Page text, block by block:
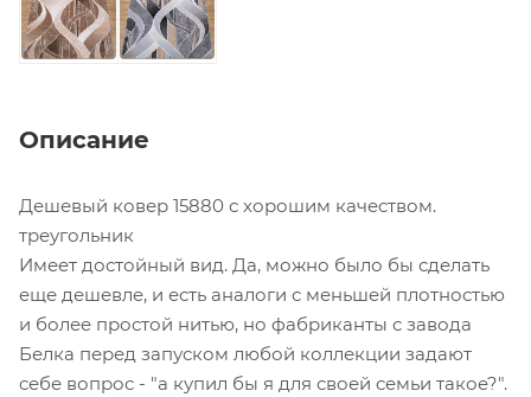
Описание
Дешевый ковер 15880 с хорошим качеством.
треугольник
Имеет достойный вид. Да, можно было бы сделать
еще дешевле, и есть аналоги с меньшей плотностью
и более простой нитью, но фабриканты с завода
Белка перед запуском любой коллекции задают
себе вопрос - "а купил бы я для своей семьи такое?".